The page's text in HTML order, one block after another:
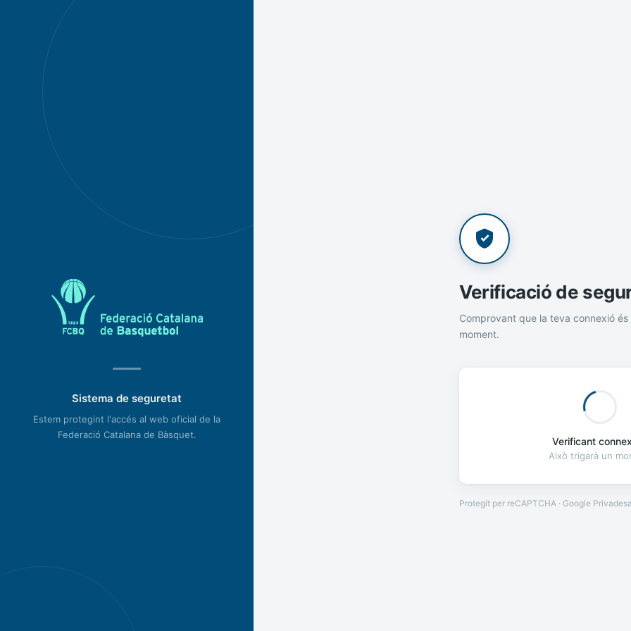
Sistema de seguretat
Estem protegint l'accés al web oficial de la
Federació Catalana de Bàsquet.
Verificació de
Comprovant que la teva connexió és
moment.
Verificant
Això trigarà un
Protegit per reCAPTCHA · Google Privadesa